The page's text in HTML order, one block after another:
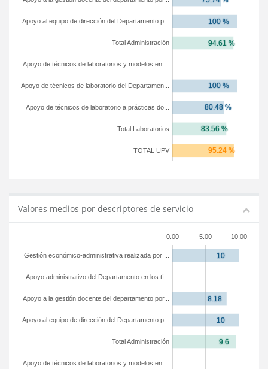
TOTAL UPV
Total Laboratorios
Apoyo de técnicos de laboratorio a prácticas do...
Apoyo de técnicos de laboratorio del Departamen...
Apoyo de técnicos de laboratorios y modelos en ...
Total Administración
Apoyo al equipo de dirección del Departamento p...
Valores medios por descriptores de servicio
0.00 5.00 10.00
Apoyo de técnicos de laboratorios y modelos en ...
Total Administración
Apoyo al equipo de dirección del Departamento p...
Apoyo a la gestión docente del departamento por...
Apoyo administrativo del Departamento en los tí...
Gestión económico-administrativa realizada por ...